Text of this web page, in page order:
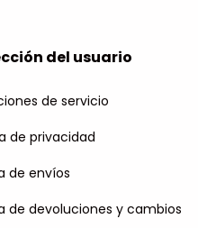
del usuario
de servicio
de privacidad
de envíos
de devoluciones y cambios